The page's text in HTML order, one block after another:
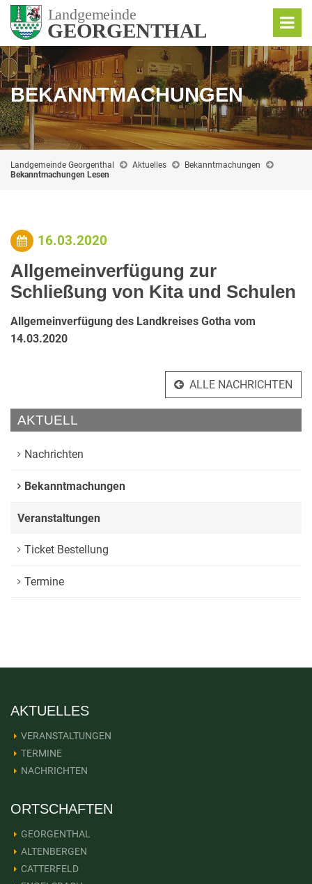
BEKANNTMACHUNGEN
Landgemeinde Georgenthal Aktuelles
Bekanntmachungen
Bekanntmachungen Lesen
16.03.2020
Allgemeinverfügung zur
Schließung von Kita und Schulen
Allgemeinverfügung des Landkreises Gotha vom
14.03.2020
ALLE NACHRICHTEN
AKTUELL
Nachrichten
Bekanntmachungen
Veranstaltungen
Ticket Bestellung
Termine
AKTUELLES
VERANSTALTUNGEN
TERMINE
NACHRICHTEN
ORTSCHAFTEN
GEORGENTHAL
ALTENBERGEN
CATTERFELD